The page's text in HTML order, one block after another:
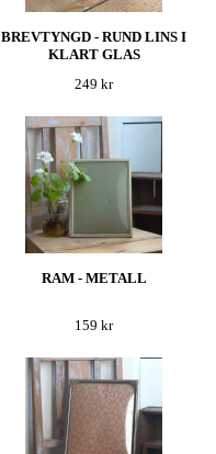
BREVTYNGD - RUND LINS I
KLART GLAS
249 kr
RAM - METALL
159 kr